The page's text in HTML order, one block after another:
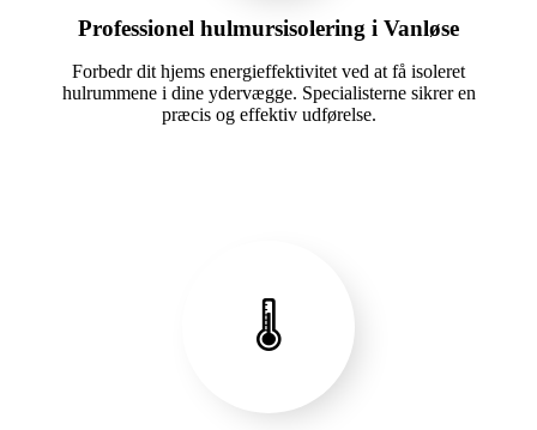
Professionel hulmursisolering i Vanløse
Forbedr dit hjems energieffektivitet ved at få isoleret
hulrummene i dine ydervægge. Specialisterne sikrer en
præcis og effektiv udførelse.
🌡️